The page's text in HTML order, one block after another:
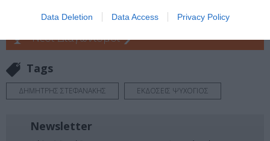
Data Deletion Data Access Privacy Policy
Νέοι Διαγωνισμοί❯
Tags
ΔΗΜΗΤΡΗΣ ΣΤΕΦΑΝΑΚΗΣ ΕΚΔΟΣΕΙΣ ΨΥΧΟΓΙΟΣ
Newsletter